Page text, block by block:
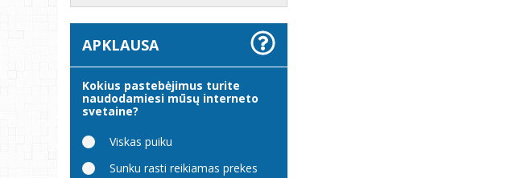
APKLAUSA
Kokius pastebėjimus turite
naudodamiesi mūsų interneto
svetaine?
Viskas puiku
Sunku rasti reikiamas prekes